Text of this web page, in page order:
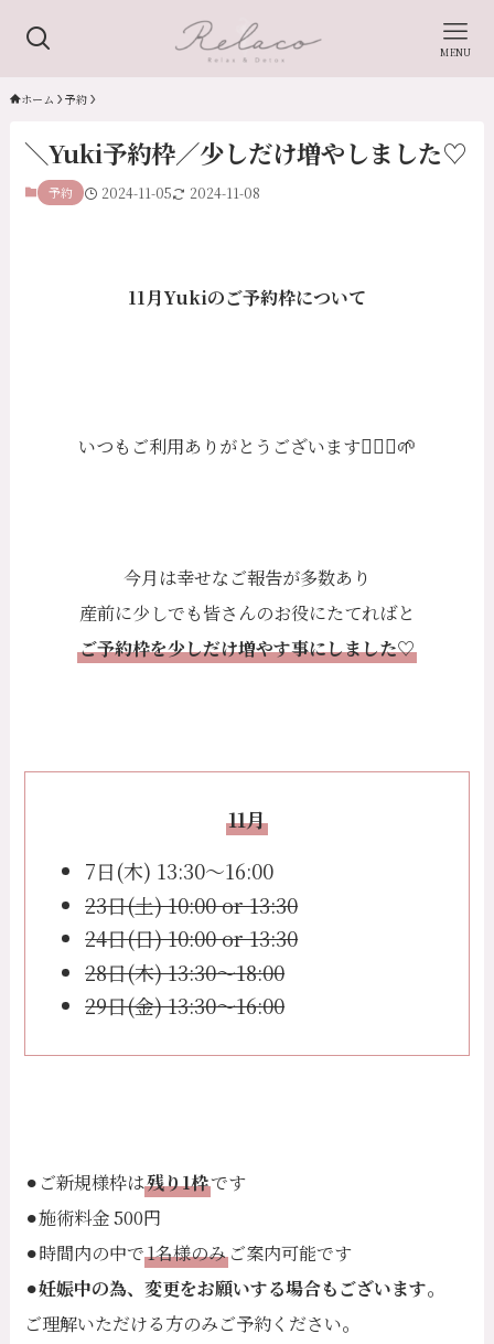
MENU
ホーム 予約
＼Yuki予約枠／少しだけ増やしました♡
予約 2024-11-05 2024-11-08
11月Yukiのご予約枠について
いつもご利用ありがとうございます🙇🏻‍♀️🌱
今月は幸せなご報告が多数あり
産前に少しでも皆さんのお役にたてればと
ご予約枠を少しだけ増やす事にしました♡
11月
7日(木) 13:30〜16:00
23日(土) 10:00 or 13:30
24日(日) 10:00 or 13:30
28日(木) 13:30〜18:00
29日(金) 13:30〜16:00
⚫︎ご新規様枠は残り1枠です
⚫︎施術料金 500円
⚫︎時間内の中で1名様のみご案内可能です
⚫︎妊娠中の為、変更をお願いする場合もございます。
ご理解いただける方のみご予約ください。